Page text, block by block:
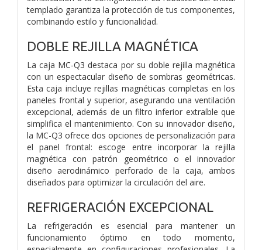
templado garantiza la protección de tus componentes,
combinando estilo y funcionalidad.
DOBLE REJILLA MAGNÉTICA
La caja MC-Q3 destaca por su doble rejilla magnética
con un espectacular diseño de sombras geométricas.
Esta caja incluye rejillas magnéticas completas en los
paneles frontal y superior, asegurando una ventilación
excepcional, además de un filtro inferior extraíble que
simplifica el mantenimiento. Con su innovador diseño,
la MC-Q3 ofrece dos opciones de personalización para
el panel frontal: escoge entre incorporar la rejilla
magnética con patrón geométrico o el innovador
diseño aerodinámico perforado de la caja, ambos
diseñados para optimizar la circulación del aire.
REFRIGERACIÓN EXCEPCIONAL
La refrigeración es esencial para mantener un
funcionamiento óptimo en todo momento,